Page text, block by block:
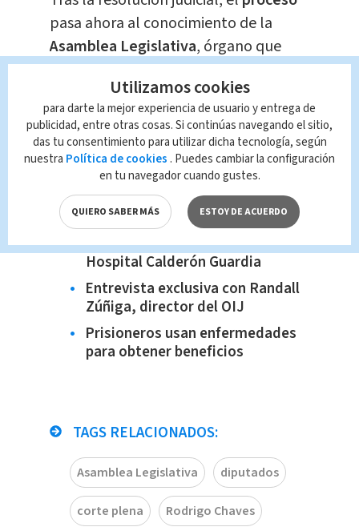
pasa ahora al conocimiento de la
Asamblea Legislativa, órgano que
deberávalorarsi autoriza el
levantamientodeinmunidadque
permitiría formalizar la causa penal
contra los altos funcionarios.
Te recomendamos...
Más de 900 mociones contra el
proyecto de jornadas 4x3
Presunto acoso laboral en el
Hospital Calderón Guardia
Entrevista exclusiva con Randall
Zúñiga, director del OIJ
Prisioneros usan enfermedades
para obtener beneficios
TAGS RELACIONADOS:
Asamblea Legislativa diputados
corte plena Rodrigo Chaves
Utilizamos cookies
para darte la mejor experiencia de usuario y entrega de
publicidad, entre otras cosas. Si continúas navegando el sitio,
das tu consentimiento para utilizar dicha tecnología, según
nuestra Política de cookies . Puedes cambiar la configuración
en tu navegador cuando gustes.
QUIERO SABER MÁS ESTOY DE ACUERDO